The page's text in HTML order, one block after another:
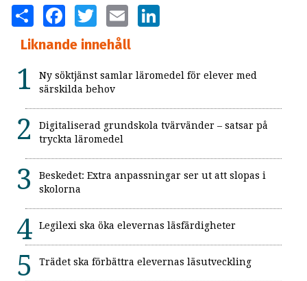
SHARE FACEBOOKTWITTER EMAIL
Liknande innehåll
Ny söktjänst samlar läromedel för elever med
särskilda behov
Digitaliserad grundskola tvärvänder – satsar på
tryckta läromedel
Beskedet: Extra anpassningar ser ut att slopas i
skolorna
Legilexi ska öka elevernas läsfärdigheter
Trädet ska förbättra elevernas läsutveckling